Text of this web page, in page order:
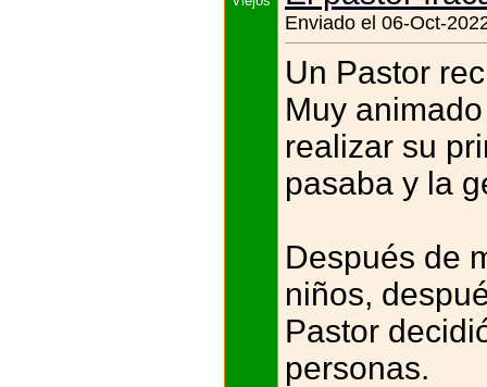
Enviado el 06-Oct-
Un Pastor
Muy
realizar su
pasaba y la
Después de
niños,
Pastor
personas.